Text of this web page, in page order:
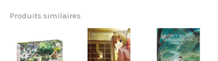
Produits similaires